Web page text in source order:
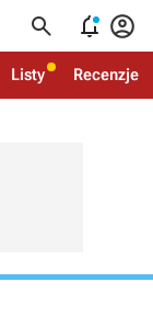
  
Listy Recenzje